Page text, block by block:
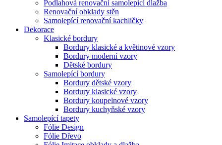
Podlahová renovační samolepící dlažba
Renovační obklady stěn
Samolepící renovační kachličky
Dekorace
Klasické bordury
Bordury klasické a květinové vzory
Bordury moderní vzory
Dětské bordury
Samolepící bordury
Bordury dětské vzory
Bordury klasické vzory
Bordury koupelnové vzory
Bordury kuchyňské vzory
Samolepící tapety
Fólie Design
Fólie Dřevo